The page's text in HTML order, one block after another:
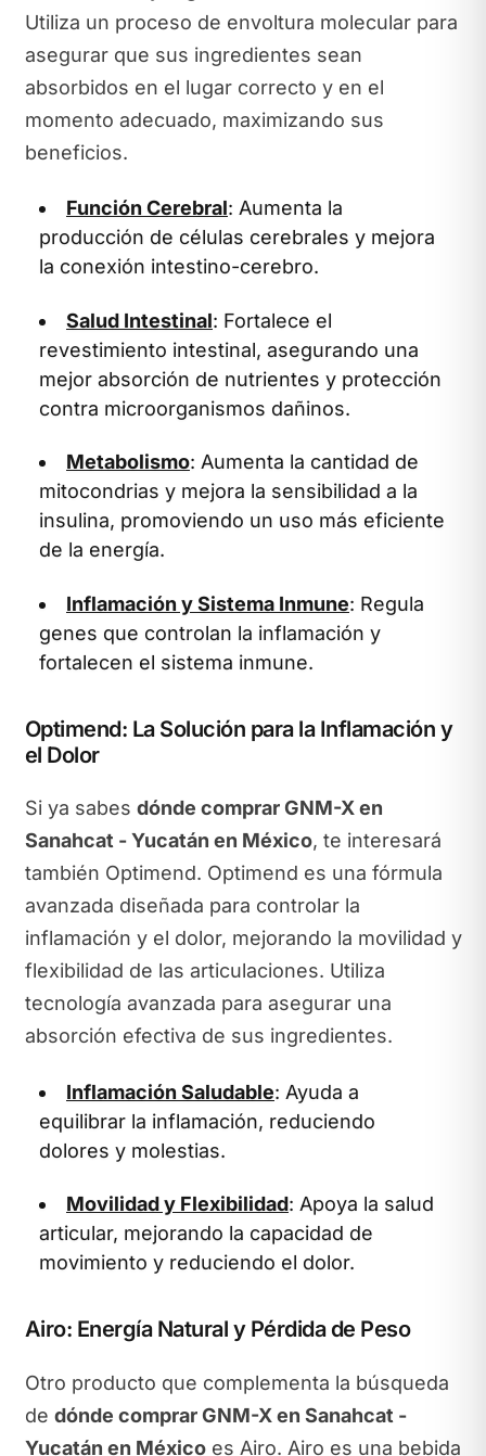
Utiliza un proceso de envoltura molecular para
asegurar que sus ingredientes sean
absorbidos en el lugar correcto y en el
momento adecuado, maximizando sus
beneficios.
Función Cerebral: Aumenta la
producción de células cerebrales y mejora
la conexión intestino-cerebro.
Salud Intestinal: Fortalece el
revestimiento intestinal, asegurando una
mejor absorción de nutrientes y protección
contra microorganismos dañinos.
Metabolismo: Aumenta la cantidad de
mitocondrias y mejora la sensibilidad a la
insulina, promoviendo un uso más eficiente
de la energía.
Inflamación y Sistema Inmune: Regula
genes que controlan la inflamación y
fortalecen el sistema inmune.
Optimend: La Solución para la Inflamación y
el Dolor
Si ya sabes dónde comprar GNM-X en
Sanahcat - Yucatán en México, te interesará
también Optimend. Optimend es una fórmula
avanzada diseñada para controlar la
inflamación y el dolor, mejorando la movilidad y
flexibilidad de las articulaciones. Utiliza
tecnología avanzada para asegurar una
absorción efectiva de sus ingredientes.
Inflamación Saludable: Ayuda a
equilibrar la inflamación, reduciendo
dolores y molestias.
Movilidad y Flexibilidad: Apoya la salud
articular, mejorando la capacidad de
movimiento y reduciendo el dolor.
Airo: Energía Natural y Pérdida de Peso
Otro producto que complementa la búsqueda
de dónde comprar GNM-X en Sanahcat -
Yucatán en Méxicoes Airo. Airo es una bebida